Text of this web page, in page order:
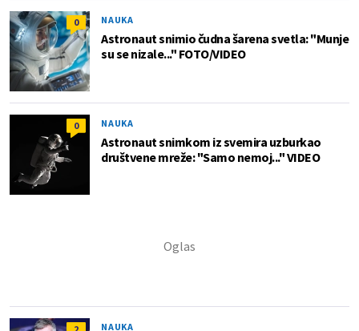
0 NAUKA
Astronaut snimio čudna šarena svetla: "Munje
su se nizale..." FOTO/VIDEO
0 NAUKA
Astronaut snimkom iz svemira uzburkao
društvene mreže: "Samo nemoj..." VIDEO
NAUKA